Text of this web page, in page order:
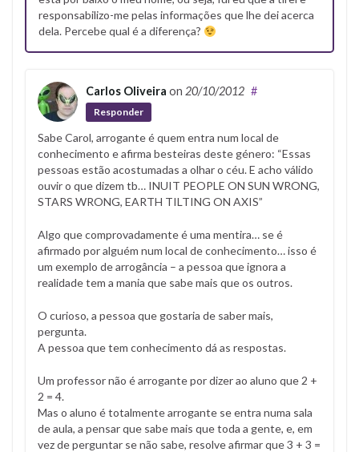
responsabilizo-me pelas informações que lhe dei acerca
dela. Percebe qual é a diferença?
Carlos Oliveira on 20/10/2012 #
Responder
Sabe Carol, arrogante é quem entra num local de
conhecimento e afirma besteiras deste género: “Essas
pessoas estão acostumadas a olhar o céu. E acho válido
ouvir o que dizem tb… INUIT PEOPLE ON SUN WRONG,
STARS WRONG, EARTH TILTING ON AXIS”
Algo que comprovadamente é uma mentira… se é
afirmado por alguém num local de conhecimento… isso é
um exemplo de arrogância – a pessoa que ignora a
realidade tem a mania que sabe mais que os outros.
O curioso, a pessoa que gostaria de saber mais,
pergunta.
A pessoa que tem conhecimento dá as respostas.
Um professor não é arrogante por dizer ao aluno que 2 +
2 = 4.
Mas o aluno é totalmente arrogante se entra numa sala
de aula, a pensar que sabe mais que toda a gente, e, em
vez de perguntar se não sabe, resolve afirmar que 3 + 3 =